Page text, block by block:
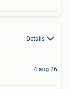
Details
4 aug 26